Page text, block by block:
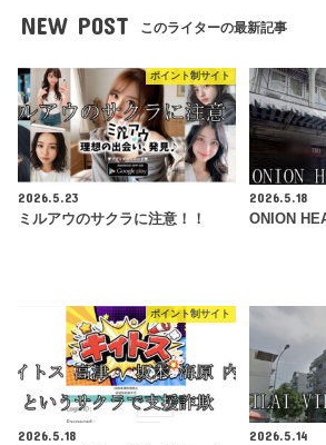
NEW POST このライターの最新記事
ポイント制サイト
2026.5.23
ミルアウのサクラに注意！！
2026.5.18
ONION
ポイント制サイト
2026.5.18
2026.5.14